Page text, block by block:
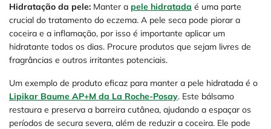
Hidratação da pele: Manter a pele hidratada é uma parte
crucial do tratamento do eczema. A pele seca pode piorar a
coceira e a inflamação, por isso é importante aplicar um
hidratante todos os dias. Procure produtos que sejam livres de
fragrâncias e outros irritantes potenciais.
Um exemplo de produto eficaz para manter a pele hidratada é o
Lipikar Baume AP+M da La Roche-Posay. Este bálsamo
restaura e preserva a barreira cutânea, ajudando a espaçar os
períodos de secura severa, além de reduzir a coceira. Ele pode